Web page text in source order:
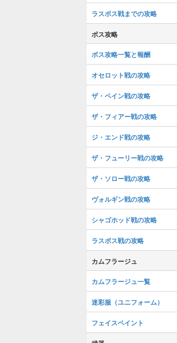
ラスボス戦までの攻略
ボス攻略
ボス攻略一覧と報酬
オセロット戦の攻略
ザ・ペイン戦の攻略
ザ・フィアー戦の攻略
ジ・エンド戦の攻略
ザ・フューリー戦の攻略
ザ・ソロー戦の攻略
ヴォルギン戦の攻略
シャゴホッド戦の攻略
ラスボス戦の攻略
カムフラージュ
カムフラージュ一覧
迷彩服（ユニフォーム）
フェイスペイント